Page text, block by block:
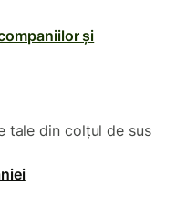
și
tale din colțul de sus